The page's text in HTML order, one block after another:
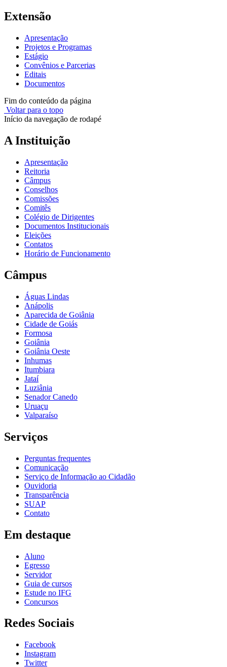
Extensão
Apresentação
Projetos e Programas
Estágio
Convênios e Parcerias
Editais
Documentos
Fim do conteúdo da página
Voltar para o topo
Início da navegação de rodapé
A Instituição
Apresentação
Reitoria
Câmpus
Conselhos
Comissões
Comitês
Colégio de Dirigentes
Documentos Institucionais
Eleições
Contatos
Horário de Funcionamento
Câmpus
Águas Lindas
Anápolis
Aparecida de Goiânia
Cidade de Goiás
Formosa
Goiânia
Goiânia Oeste
Inhumas
Itumbiara
Jataí
Luziânia
Senador Canedo
Uruaçu
Valparaíso
Serviços
Perguntas frequentes
Comunicação
Serviço de Informação ao Cidadão
Ouvidoria
Transparência
SUAP
Contato
Em destaque
Aluno
Egresso
Servidor
Guia de cursos
Estude no IFG
Concursos
Redes Sociais
Facebook
Instagram
Twitter